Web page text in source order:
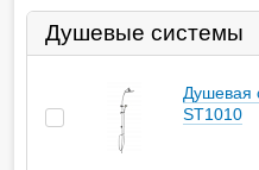
Душевые системы
Душевая
ST1010